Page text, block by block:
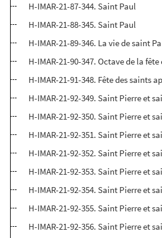
H-IMAR-21-87-344. Saint Paul
H-IMAR-21-88-345. Saint Paul
H-IMAR-21-89-346. La vie de saint
H-IMAR-21-90-347. Octave de la
H-IMAR-21-91-348. Fête des saints
H-IMAR-21-92-349. Saint Pierre et
H-IMAR-21-92-350. Saint Pierre et
H-IMAR-21-92-351. Saint Pierre et
H-IMAR-21-92-352. Saint Pierre et
H-IMAR-21-92-353. Saint Pierre et
H-IMAR-21-92-354. Saint Pierre et
H-IMAR-21-92-355. Saint Pierre et
H-IMAR-21-92-356. Saint Pierre et